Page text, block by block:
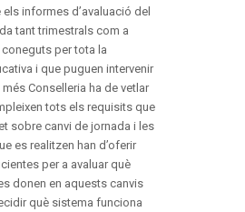
informes d’avaluació del
tant trimestrals com a
per tota la
i que puguen intervenir
Conselleria ha de vetlar
tots els requisits que
sobre canvi de jornada i les
es realitzen han d’oferir
per a avaluar què
donen en aquests canvis
què sistema funciona